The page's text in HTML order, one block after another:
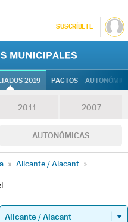
SUSCRÍBETE
2019 PACTOS
2011 2007
AUTONÓMICAS
» Alicante / Alacant »